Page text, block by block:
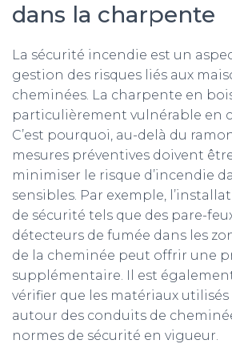
dans la charpente
La sécurité incendie est un
gestion des risques liés aux
cheminées. La charpente en
particulièrement vulnérable en
C’est pourquoi, au-delà du
mesures préventives doivent
minimiser le risque d’incendie
sensibles. Par exemple,
de sécurité tels que des pare-
détecteurs de fumée dans les
de la cheminée peut offrir une
supplémentaire. Il est
vérifier que les matériaux
autour des conduits de
normes de sécurité en vigueur.